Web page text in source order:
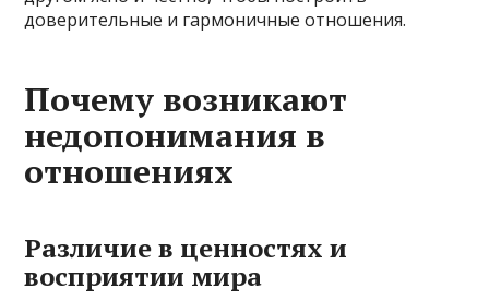
доверительные и гармоничные отношения.
Почему возникают
недопонимания в
отношениях
Различие в ценностях и
восприятии мира